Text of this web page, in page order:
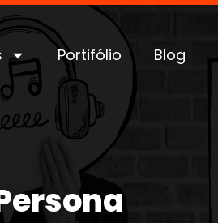
Portifólio Blog